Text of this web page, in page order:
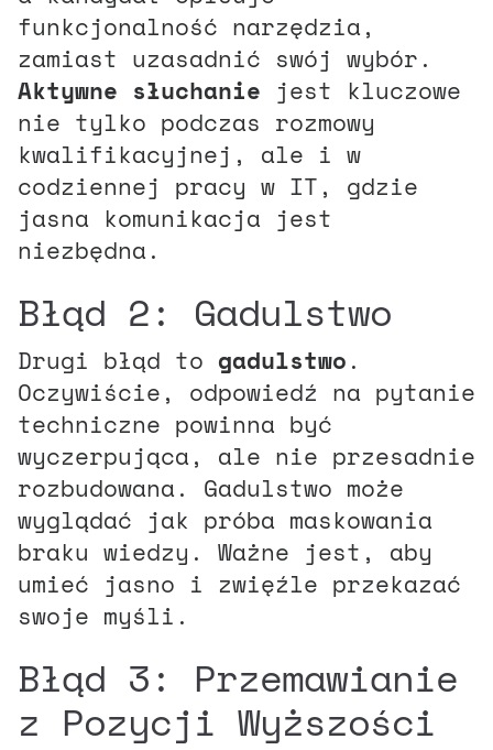
funkcjonalność narzędzia,
zamiast uzasadnić swój wybór.
Aktywne słuchanie jest kluczowe
nie tylko podczas rozmowy
kwalifikacyjnej, ale i w
codziennej pracy w IT, gdzie
jasna komunikacja jest
niezbędna.
Błąd 2: Gadulstwo
Drugi błąd to gadulstwo.
Oczywiście, odpowiedź na pytanie
techniczne powinna być
wyczerpująca, ale nie przesadnie
rozbudowana. Gadulstwo może
wyglądać jak próba maskowania
braku wiedzy. Ważne jest, aby
umieć jasno i zwięźle przekazać
swoje myśli.
Błąd 3: Przemawianie
z Pozycji Wyższości